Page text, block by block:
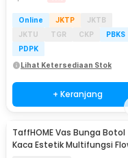
Online JKTP
JKTB
JKTU
TGR CKP
PBKS
PDPK
Lihat Ketersediaan Stok
+ Keranjang
TaffHOME Vas Bunga Botol
Kaca Estetik Multifungsi